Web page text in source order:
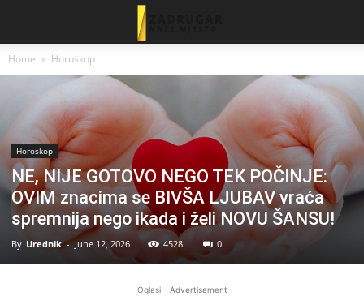
Home Horoskop
Horoskop
NE, NIJE GOTOVO NEGO TEK POČINJE:
OVIM znacima se BIVŠA LJUBAV vraća
spremnija nego ikada i želi NOVU ŠANSU!
By Urednik - June 12, 2026 4528 0
Oglasi - Advertisement